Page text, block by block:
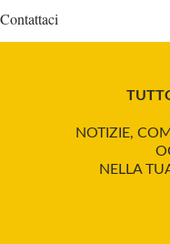
Contattaci
NOTIZIE,
NELLA